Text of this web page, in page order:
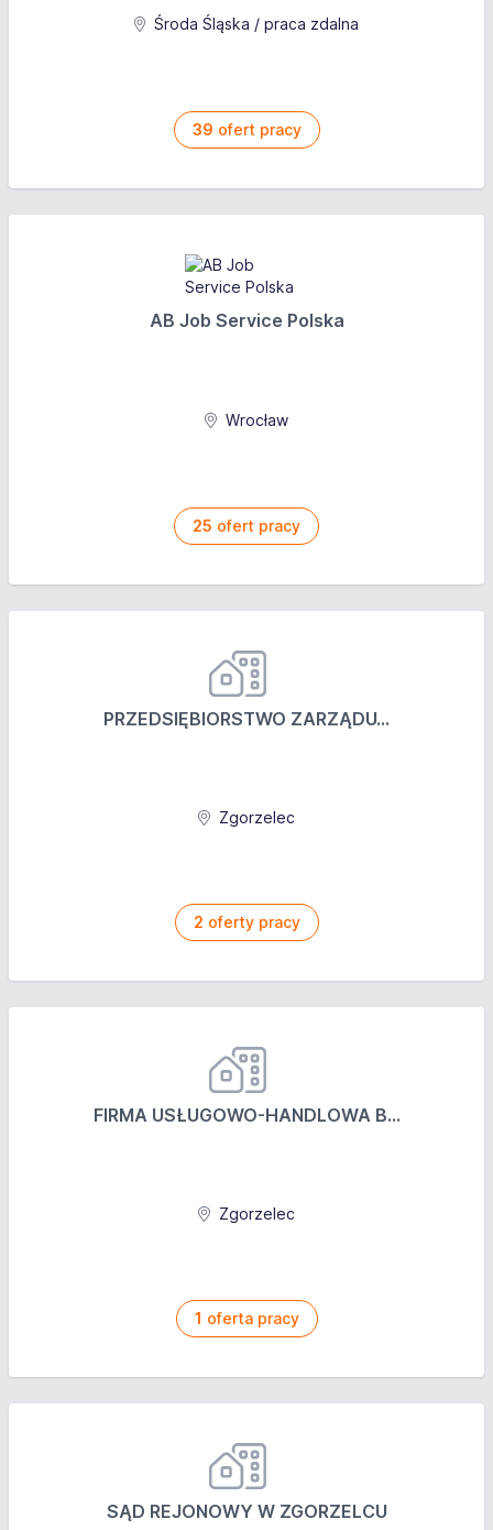
Środa Śląska / praca zdalna
39 ofert pracy
AB Job Service Polska
Wrocław
25 ofert pracy
PRZEDSIĘBIORSTWO ZARZĄDU...
Zgorzelec
2 oferty pracy
FIRMA USŁUGOWO-HANDLOWA B...
Zgorzelec
1 oferta pracy
SĄD REJONOWY W ZGORZELCU